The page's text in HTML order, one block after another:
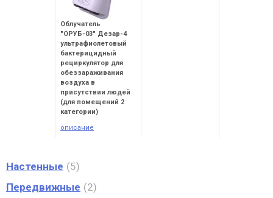
Облучатель
"ОРУБ-03" Дезар-4
ультрафиолетовый
бактерицидный
рециркулятор для
обеззараживания
воздуха в
присутствии людей
(для помещений 2
категории)
описание
Настенные
5
Передвижные
2